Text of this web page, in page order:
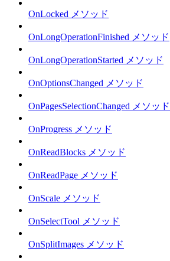
OnLocked メソッド
OnLongOperationFinished メソッド
OnLongOperationStarted メソッド
OnOptionsChanged メソッド
OnPagesSelectionChanged メソッド
OnProgress メソッド
OnReadBlocks メソッド
OnReadPage メソッド
OnScale メソッド
OnSelectTool メソッド
OnSplitImages メソッド